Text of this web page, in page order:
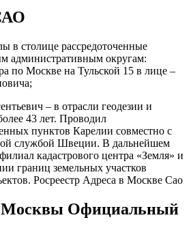
в столице рассредоточенные
административным округам:
по Москве на Тульской 15 в лице –
– в отрасли геодезии и
43 лет. Проводил
пунктов Карелии совместно с
службой Швеции. В дальнейшем
кадастрового центра «Земля» и
границ земельных участков
Росреестр Адреса в Москве Сао
Москвы Официальный